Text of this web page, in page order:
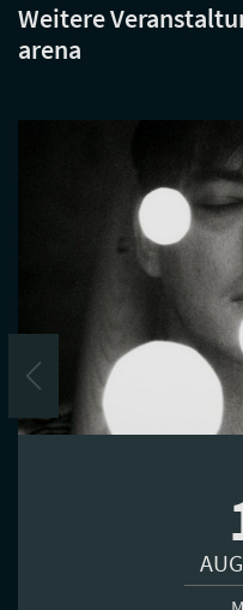
Weitere
arena